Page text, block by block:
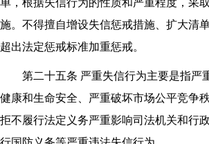
施。不得擅自增设失信惩戒措施、扩大清
超出法定惩戒标准加重惩戒。
第二十五条 严重失信行为主要是指严
健康和生命安全、严重破坏市场公平竞争
拒不履行法定义务严重影响司法机关和行